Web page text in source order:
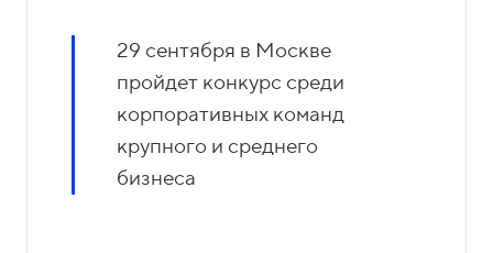
29 сентября в Москве
пройдет конкурс среди
корпоративных команд
крупного и среднего
бизнеса